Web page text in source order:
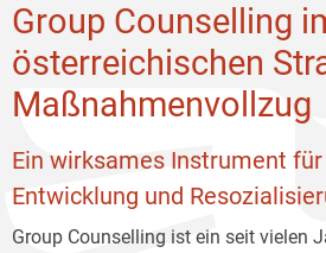
Group Counselling
österreichischen
Maßnahmenvollzug
Ein wirksames Instrument
Entwicklung und
Group Counselling ist ein seit vielen